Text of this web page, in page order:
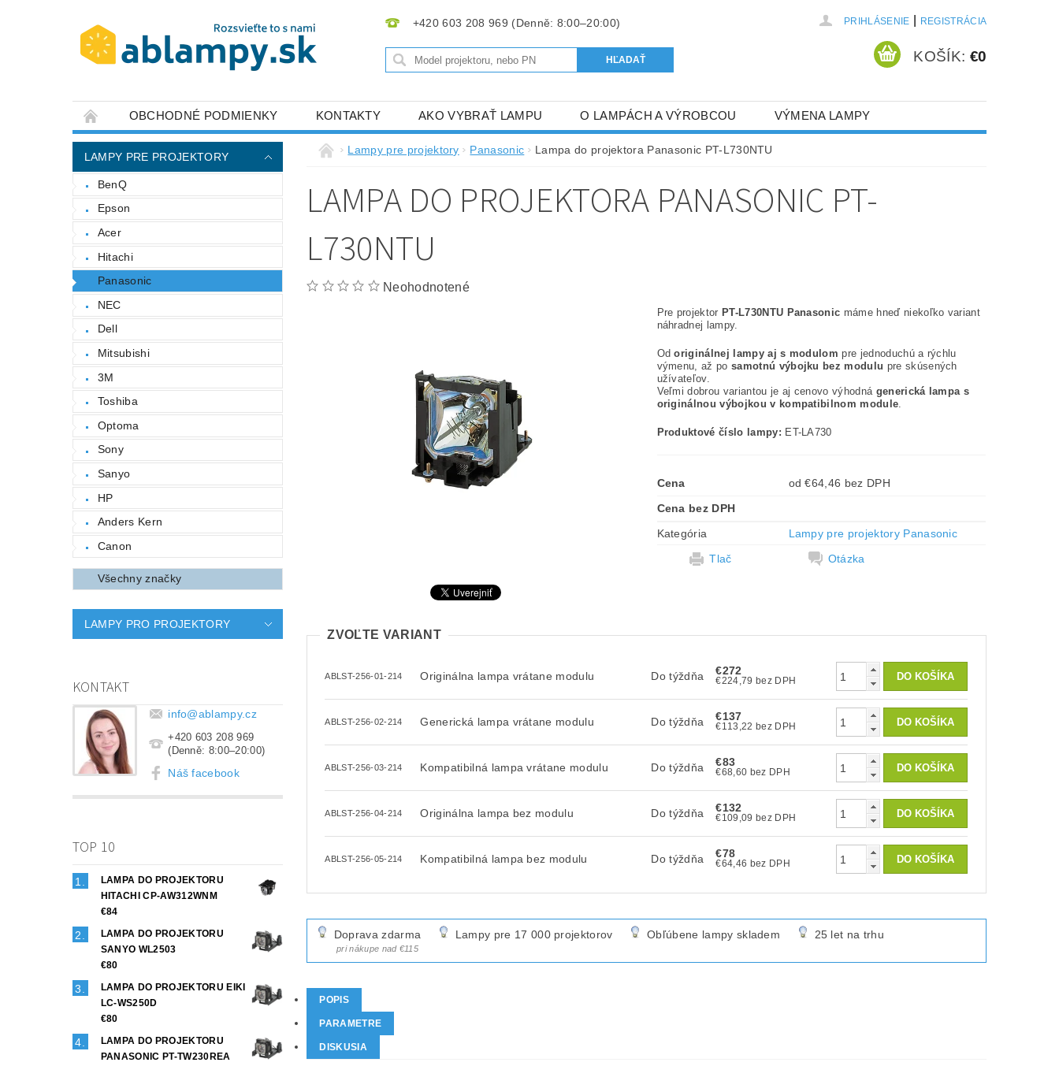
+420 603 208 969 PRIHLÁSENIE REGISTRÁCIA
KOŠÍK: €0
OBCHODNÉ PODMIENKY KONTAKTY AKO VYBRAŤ LAMPU O LAMPÁCH A VÝROBCOU VÝMENA LAMPY
LAMPY PRE PROJEKTORY
BenQ
Epson
Acer
Hitachi
Panasonic
NEC
Dell
Mitsubishi
3M
Toshiba
Optoma
Sony
Sanyo
HP
Anders Kern
Canon
Všechny značky
LAMPY PRO PROJEKTORY
KONTAKT
info@ablampy.cz
+420 603 208 969
(Denně: 8:00–20:00)
Náš facebook
TOP 10
LAMPA DO PROJEKTORU
HITACHI CP-AW312WNM
€84
LAMPA DO PROJEKTORU
SANYO WL2503
€80
LAMPA DO PROJEKTORU EIKI
LC-WS250D
€80
LAMPA DO PROJEKTORU
PANASONIC PT-TW230REA
Lampy pre projektory Panasonic Lampa do projektora Panasonic PT-L730NTU
LAMPA DO PROJEKTORA PANASONIC PT-
L730NTU
Neohodnotené
Pre projektor PT-L730NTU Panasonic máme hneď niekoľko variant
náhradnej lampy.
Odoriginálnej lampy aj s modulom pre jednoduchú a rýchlu
výmenu, až po samotnú výbojku bez modulu pre skúsených
užívateľov.
Veľmi dobrou variantou je aj cenovo výhodná generická lampa s
originálnou výbojkou v kompatibilnom module.
Produktové číslo lampy: ET-LA730
Cena
od €64,46 bez DPH
Cena bez DPH
Kategória
Lampy pre projektory Panasonic
Tlač
Otázka
ZVOĽTE VARIANT
ABLST-256-01-214 Originálna lampa vrátane modulu Do týždňa €272
€224,79 bez DPH
ABLST-256-02-214 Generická lampa vrátane modulu Do týždňa €137
€113,22 bez DPH
ABLST-256-03-214 Kompatibilná lampa vrátane modulu Do týždňa €83
€68,60 bez DPH
ABLST-256-04-214 Originálna lampa bez modulu Do týždňa €132
€109,09 bez DPH
ABLST-256-05-214 Kompatibilná lampa bez modulu Do týždňa €78
€64,46 bez DPH
Doprava zdarma
pri nákupe nad €115
Lampy pre 17 000 projektorov Obľúbene lampy skladem 25 let na trhu
POPIS
PARAMETRE
DISKUSIA